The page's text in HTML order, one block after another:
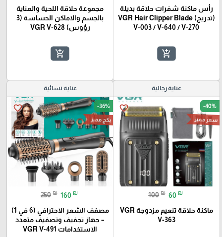
🎓
رأس ماكنة شفرات حلاقة بديلة
(تدريج) VGR Hair Clipper Blade
V-003 / V-640 / V-270
add_shopping_cart
مجموعة حلاقة اللحية والعناية
بالجسم والاماكن الحساسة (3
رؤوس) VGR V-628
add_shopping_cart
عناية رجالية
favorite_border -40%
سعر مميز
100 ₪ 60 ₪
ماكنة حلاقة تنعيم مزدوجة VGR
V-363
عناية نسائية
favorite_border -36%
بكج مميز
250 ₪ 160 ₪
مصفف الشعر الاحترافي (6 في 1)
– جهاز تجفيف وتصفيف متعدد
الاستخدامات VGR V-491